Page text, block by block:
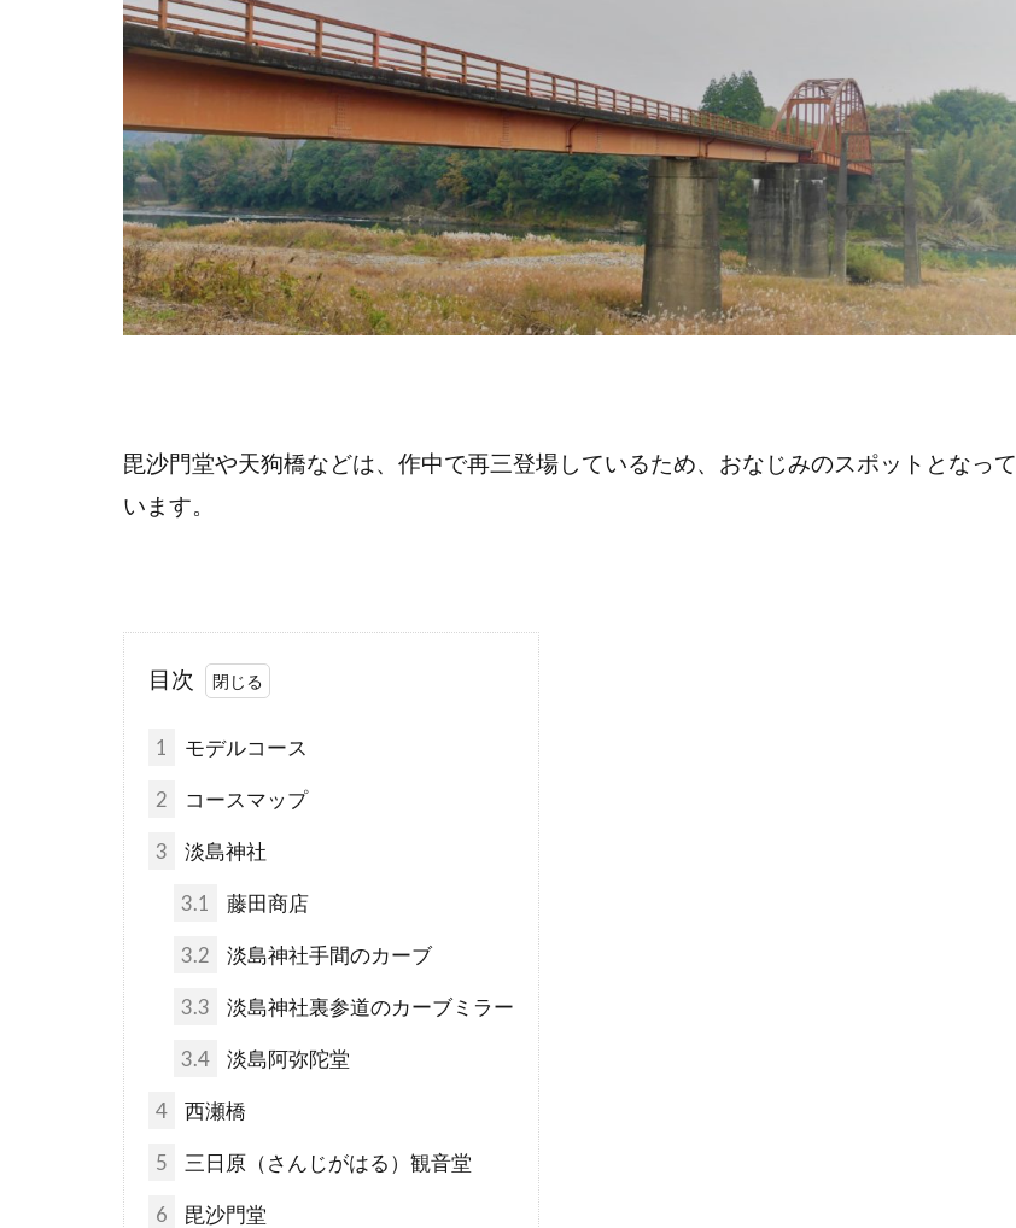
毘沙門堂や天狗橋などは、作中で再三登場しているため、おなじみのスポットとなって
います。
目次
1 モデルコース
2 コースマップ
3 淡島神社
3.1 藤田商店
3.2 淡島神社手間のカーブ
3.3 淡島神社裏参道のカーブミラー
3.4 淡島阿弥陀堂
4 西瀬橋
5 三日原（さんじがはる）観音堂
6 毘沙門堂